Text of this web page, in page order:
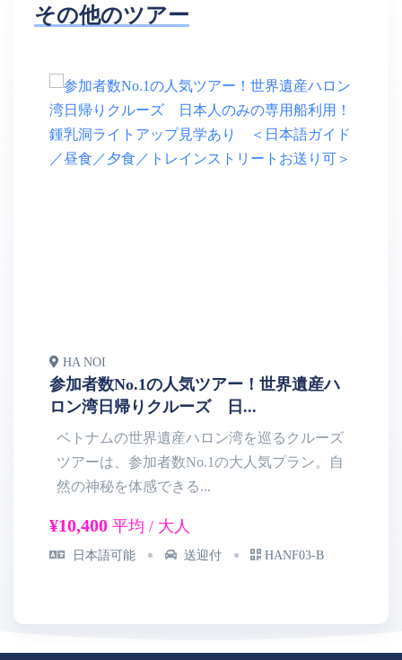
その他のツアー
HA NOI
参加者数No.1の人気ツアー！世界遺産ハ
ロン湾日帰りクルーズ 日...
ベトナムの世界遺産ハロン湾を巡るクルーズ
ツアーは、参加者数No.1の大人気プラン。自
然の神秘を体感できる...
¥10,400 平均 / 大人
日本語可能 送迎付 HANF03-B